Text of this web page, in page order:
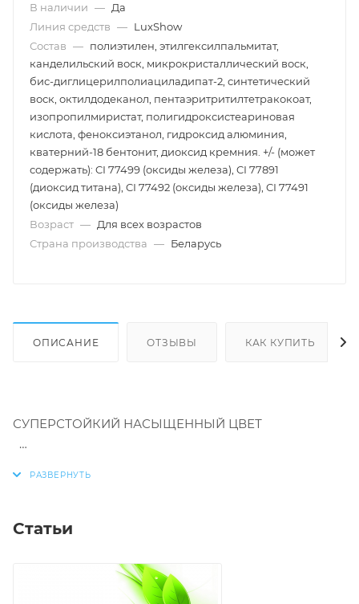
В наличии — Да
Линия средств — LuxShow
Состав — полиэтилен, этилгексилпальмитат,
канделильский воск, микрокристаллический воск,
бис-диглицерилполиациладипат-2, синтетический
воск, октилдодеканол, пентаэритритилтетракокоат,
изопропилмиристат, полигидроксистеариновая
кислота, феноксиэтанол, гидроксид алюминия,
кватерний-18 бентонит, диоксид кремния. +/- (может
содержать): CI 77499 (оксиды железа), CI 77891
(диоксид титана), CI 77492 (оксиды железа), CI 77491
(оксиды железа)
Возраст — Для всех возрастов
Страна производства — Беларусь
ОПИСАНИЕ ОТЗЫВЫ КАК КУПИТЬ
СУПЕРСТОЙКИЙ НАСЫЩЕННЫЙ ЦВЕТ
треугольный грифель
Статьи